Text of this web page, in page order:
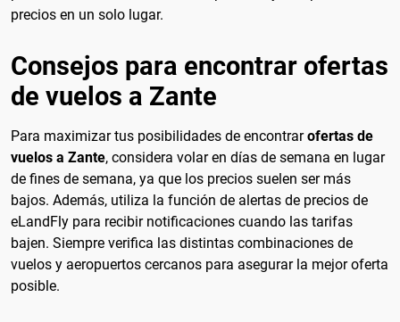
precios en un solo lugar.
Consejos para encontrar ofertas
de vuelos a Zante
Para maximizar tus posibilidades de encontrarofertas de
vuelos a Zante, considera volar en días de semana en lugar
de fines de semana, ya que los precios suelen ser más
bajos. Además, utiliza la función de alertas de precios de
eLandFly para recibir notificaciones cuando las tarifas
bajen. Siempre verifica las distintas combinaciones de
vuelos y aeropuertos cercanos para asegurar la mejor oferta
posible.